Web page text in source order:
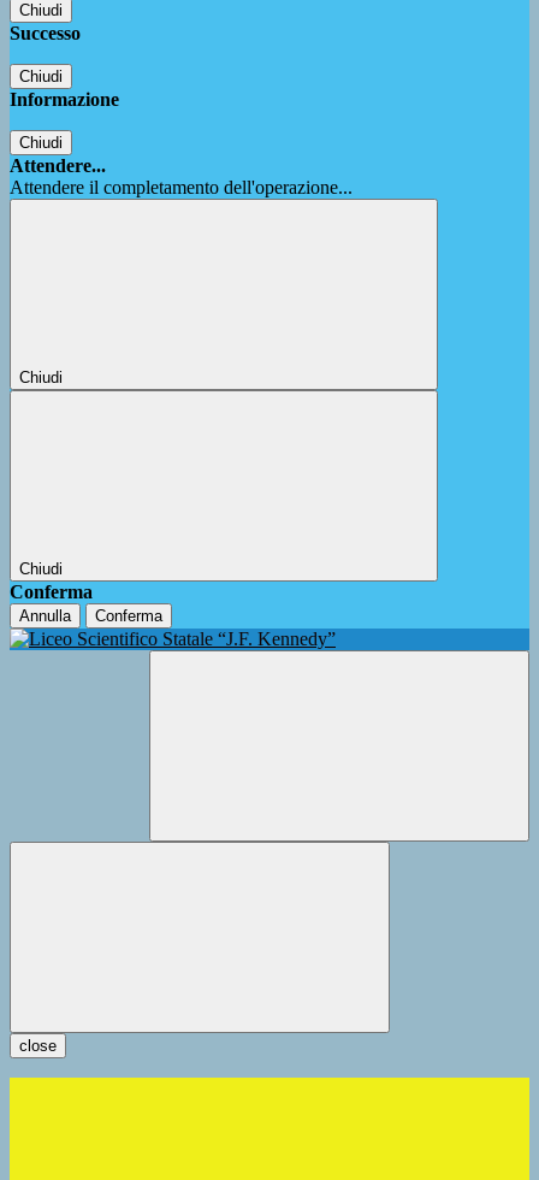
Chiudi
Successo
Chiudi
Informazione
Chiudi
Attendere...
Attendere il completamento dell'operazione...
Chiudi
Chiudi
Conferma
Annulla Conferma
close